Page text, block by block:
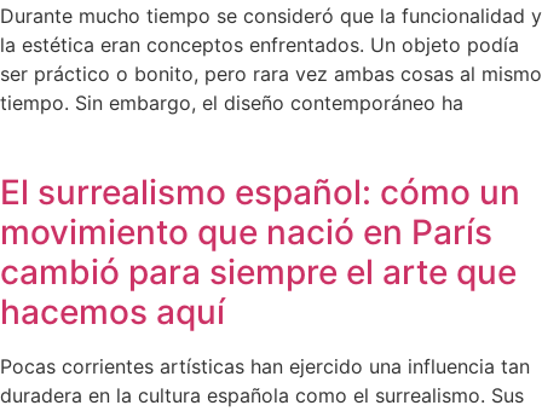
Durante mucho tiempo se consideró que la funcionalidad y
la estética eran conceptos enfrentados. Un objeto podía
ser práctico o bonito, pero rara vez ambas cosas al mismo
tiempo. Sin embargo, el diseño contemporáneo ha
El surrealismo español: cómo un
movimiento que nació en París
cambió para siempre el arte que
hacemos aquí
Pocas corrientes artísticas han ejercido una influencia tan
duradera en la cultura española como el surrealismo. Sus